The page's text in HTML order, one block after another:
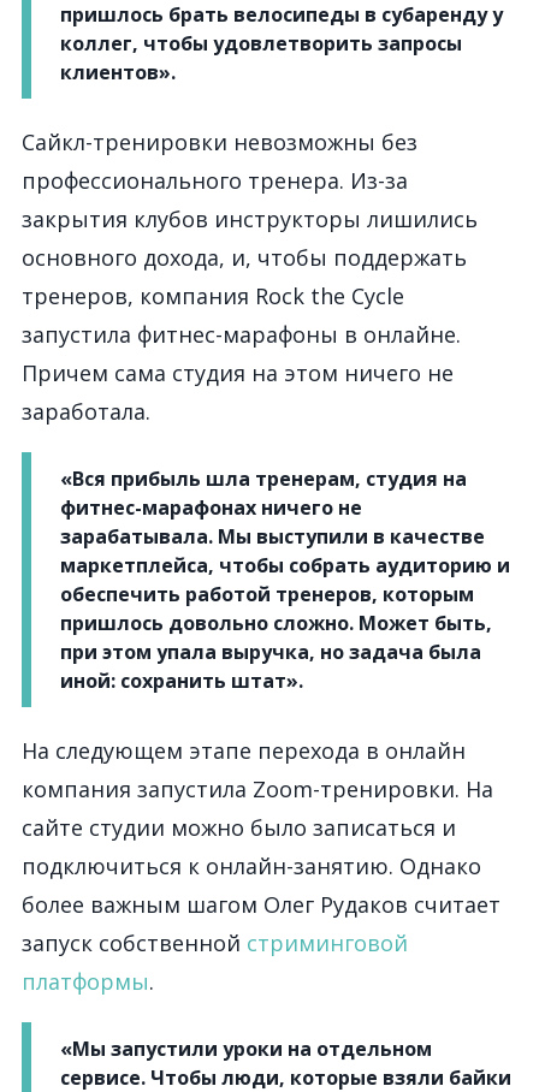
пришлось брать велосипеды в субаренду у
коллег, чтобы удовлетворить запросы
клиентов».
Сайкл-тренировки невозможны без
профессионального тренера. Из-за
закрытия клубов инструкторы лишились
основного дохода, и, чтобы поддержать
тренеров, компания Rock the Cycle
запустила фитнес-марафоны в онлайне.
Причем сама студия на этом ничего не
заработала.
«Вся прибыль шла тренерам, студия на
фитнес-марафонах ничего не
зарабатывала. Мы выступили в качестве
маркетплейса, чтобы собрать аудиторию и
обеспечить работой тренеров, которым
пришлось довольно сложно. Может быть,
при этом упала выручка, но задача была
иной: сохранить штат».
На следующем этапе перехода в онлайн
компания запустила Zoom-тренировки. На
сайте студии можно было записаться и
подключиться к онлайн-занятию. Однако
более важным шагом Олег Рудаков считает
запуск собственной стриминговой
платформы.
«Мы запустили уроки на отдельном
сервисе. Чтобы люди, которые взяли байки